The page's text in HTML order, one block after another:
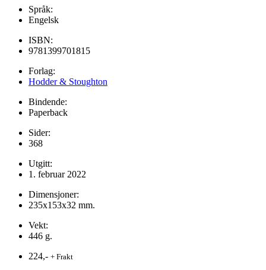
Språk:
Engelsk
ISBN:
9781399701815
Forlag:
Hodder & Stoughton
Bindende:
Paperback
Sider:
368
Utgitt:
1. februar 2022
Dimensjoner:
235x153x32 mm.
Vekt:
446 g.
224,- + Frakt